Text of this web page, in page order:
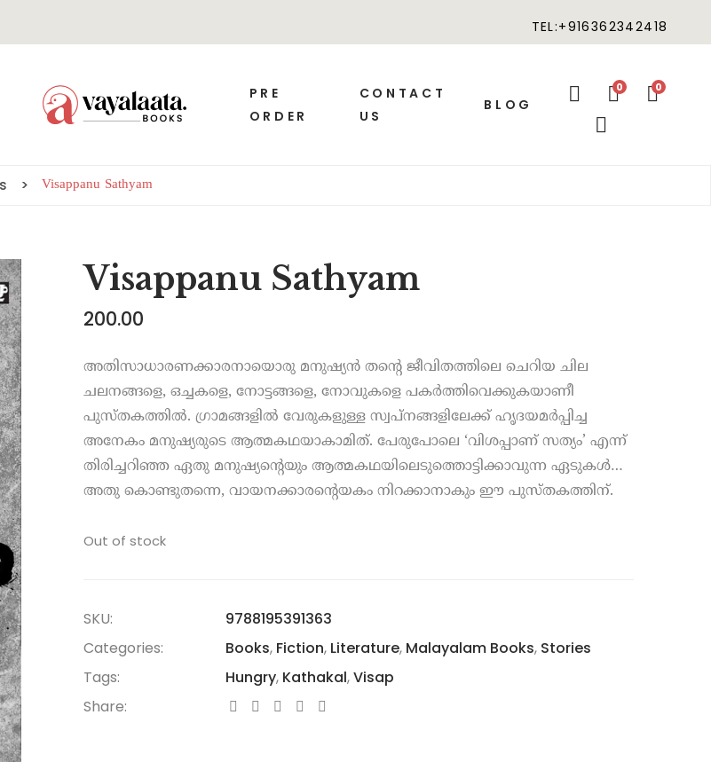
TEL:+916362342418
PRE
ORDER
CONTACT
US
BLOG
0 0
Visappanu Sathyam
Visappanu Sathyam
200.00
അതിസാധാരണക്കാരനായൊരു മനുഷ്യൻ തൻ്റെ ജീവിതത്തിലെ ചെറിയ ചില
ചലനങ്ങളെ, ഒച്ചകളെ, നോട്ടങ്ങളെ, നോവുകളെ പകർത്തിവെക്കുകയാണീ
പുസ്തകത്തിൽ. ഗ്രാമങ്ങളിൽ വേരുകളുള്ള സ്വപ്നങ്ങളിലേക്ക് ഹൃദയമർപ്പിച്ച
അനേകം മനുഷ്യരുടെ ആത്മകഥയാകാമിത്. പേരുപോലെ ‘വിശപ്പാണ് സത്യം’ എന്ന്
തിരിച്ചറിഞ്ഞ ഏതു മനുഷ്യൻ്റെയും ആത്മകഥയിലെടുത്തൊട്ടിക്കാവുന്ന ഏടുകൾ…
അതു കൊണ്ടുതന്നെ, വായനക്കാരൻ്റെയകം നിറക്കാനാകും ഈ പുസ്തകത്തിന്.
Out of stock
SKU:
9788195391363
Categories:
Books, Fiction, Literature, Malayalam Books, Stories
Tags:
Hungry, Kathakal,Visap
Share: